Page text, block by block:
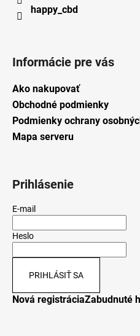
happy_cbd
Informácie pre vás
Ako nakupovať
Obchodné podmienky
Podmienky ochrany
Mapa serveru
Prihlásenie
E-mail
Heslo
PRIHLÁSIŤ SA
Nová registráciaZabudnuté